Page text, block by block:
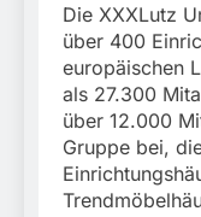
Die XXXLutz
über 400
europäischen
als 27.300
über 12.000
Gruppe bei,